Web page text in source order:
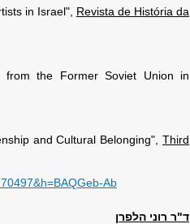
in Israel", Revista de História da
from the Former Soviet Union in
and Cultural Belonging", Third
Ab
ד"ר רוני הלפרן